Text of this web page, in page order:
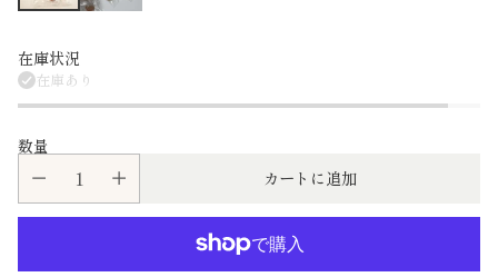
在庫状況
在庫あり
数量
カートに追加